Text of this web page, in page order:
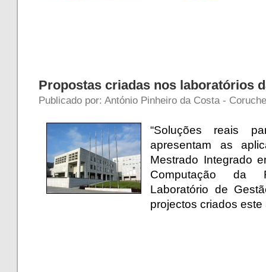
Propostas criadas nos laboratórios
Publicado por: António Pinheiro da Costa -
“Soluções reais
apresentam as
Mestrado Integrado
Computação da
Laboratório de
projectos criados